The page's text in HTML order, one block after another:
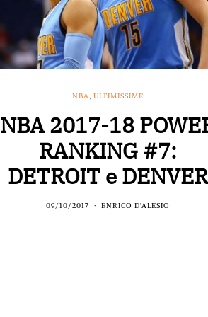
NBA, ULTIMISSIME
NBA 2017-18
RANKING #7:
DETROIT e DENVER
09/10/2017 ENRICO D'ALESIO